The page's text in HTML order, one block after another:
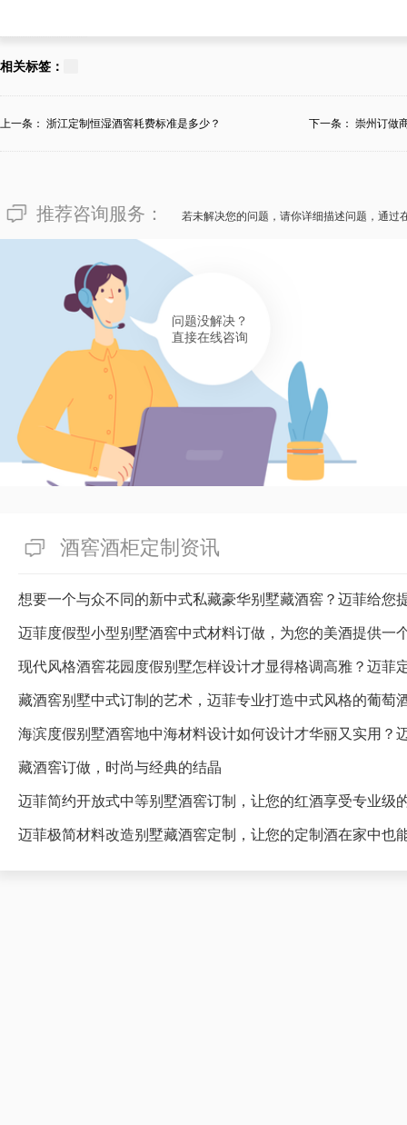
158****2695
获授完美的服务和超前的答案！
相关标签：
上一条： 浙江定制恒湿酒窖耗费标准是多少？ 下一条： 崇州订做
推荐咨询服务： 若未解决您的问题，请你详细描述问题，通过
问题没解决？
直接在线咨询
酒窖酒柜定制资讯
想要一个与众不同的新中式私藏豪华别墅藏酒窖？迈菲给您
迈菲度假型小型别墅酒窖中式材料订做，为您的美酒提供一
藏酒窖别墅中式订制的艺术，迈菲专业打造中式风格的葡萄
海滨度假别墅酒窖地中海材料设计如何设计才华丽又实用？
藏酒窖订做，时尚与经典的结晶
迈菲简约开放式中等别墅酒窖订制，让您的红酒享受专业级
迈菲极简材料改造别墅藏酒窖定制，让您的定制酒在家中也